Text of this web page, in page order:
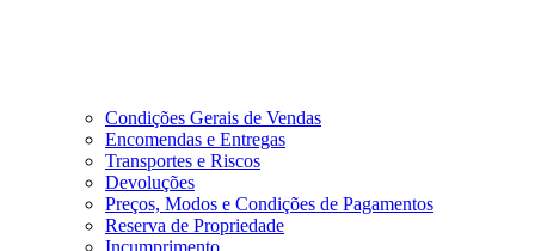
Condições Gerais de Vendas
Encomendas e Entregas
Transportes e Riscos
Devoluções
Preços, Modos e Condições de Pagamentos
Reserva de Propriedade